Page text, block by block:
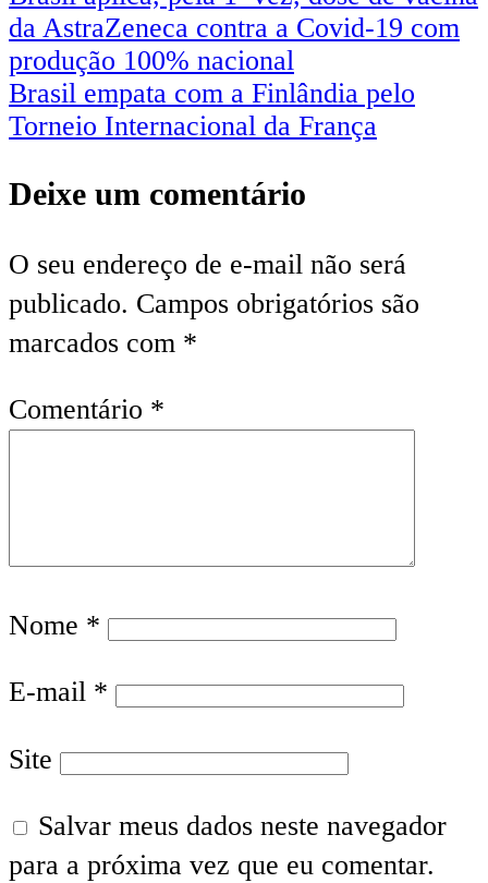
da AstraZeneca contra a Covid-19 com
produção 100% nacional
Brasil empata com a Finlândia pelo
Torneio Internacional da França
Deixe um comentário
O seu endereço de e-mail não será
publicado. Campos obrigatórios são
marcados com *
Comentário *
Nome *
E-mail *
Site
Salvar meus dados neste navegador
para a próxima vez que eu comentar.